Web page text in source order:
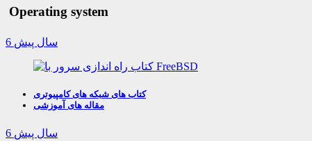
Operating system
6 سال پیش
کتاب های شبکه های کامپیوتری
مقاله های آموزشی
6 سال پیش